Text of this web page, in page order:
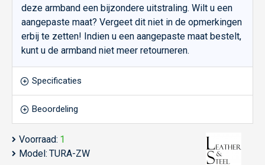
deze armband een bijzondere uitstraling. Wilt u een
aangepaste maat? Vergeet dit niet in de opmerkingen
erbij te zetten! Indien u een aangepaste maat bestelt,
kunt u de armband niet meer retourneren.
Specificaties
Beoordeling
Voorraad: 1
Model: TURA-ZW